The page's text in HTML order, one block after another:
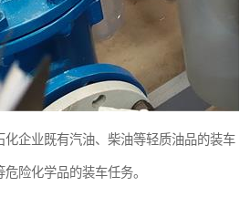
企业既有汽油、柴油等轻质油品的装车
险化学品的装车任务。